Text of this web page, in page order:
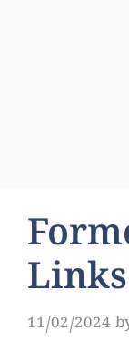
Links
11/02/2024